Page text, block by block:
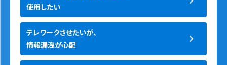
使用したい
テレワークさせたいが、
情報漏洩が心配